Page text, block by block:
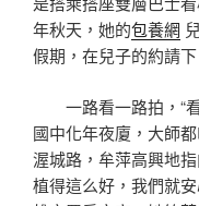
年秋天，她的包養網
假期，在兒子的約請
一路看一路拍，
國中化年夜廈，大師都
渥城路，牟萍高興地
植得這么好，我們就